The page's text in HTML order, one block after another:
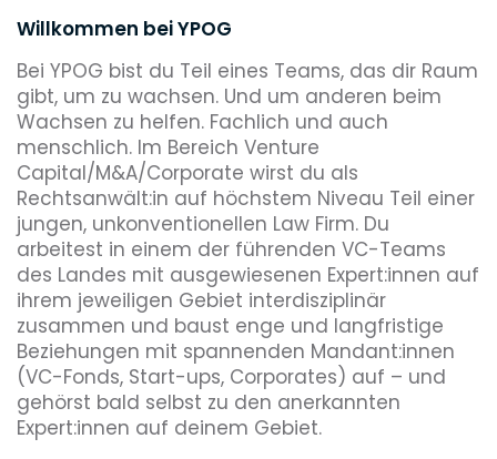
Willkommen bei YPOG
Bei YPOG bist du Teil eines Teams, das dir Raum
gibt, um zu wachsen. Und um anderen beim
Wachsen zu helfen. Fachlich und auch
menschlich. Im Bereich Venture
Capital/M&A/Corporate wirst du als
Rechtsanwält:in auf höchstem Niveau Teil einer
jungen, unkonventionellen Law Firm. Du
arbeitest in einem der führenden VC-Teams
des Landes mit ausgewiesenen Expert:innen auf
ihrem jeweiligen Gebiet interdisziplinär
zusammen und baust enge und langfristige
Beziehungen mit spannenden Mandant:innen
(VC-Fonds, Start-ups, Corporates) auf – und
gehörst bald selbst zu den anerkannten
Expert:innen auf deinem Gebiet.